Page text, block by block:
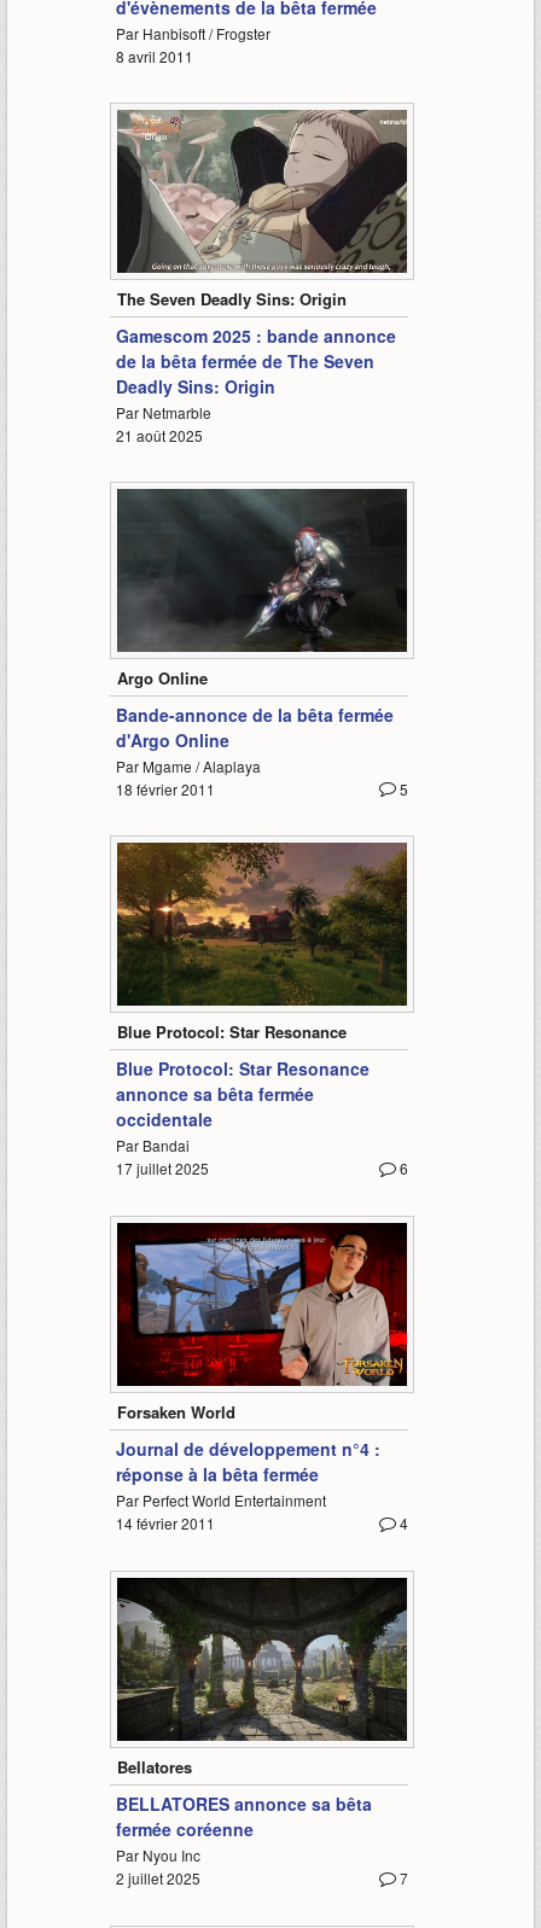
d'évènements de la bêta fermée
Par Hanbisoft / Frogster
8 avril 2011
1:00
The Seven Deadly Sins: Origin
Gamescom 2025 : bande annonce
de la bêta fermée de The Seven
Deadly Sins: Origin
Par Netmarble
21 août 2025
3:16
Argo Online
Bande-annonce de la bêta fermée
d'Argo Online
Par Mgame / Alaplaya
5
18 février 2011
2:02
Blue Protocol: Star Resonance
Blue Protocol: Star Resonance
annonce sa bêta fermée
occidentale
Par Bandai
6
17 juillet 2025
3:08
Forsaken World
Journal de développement n°4 :
réponse à la bêta fermée
Par Perfect World Entertainment
4
14 février 2011
5:11
Bellatores
BELLATORES annonce sa bêta
fermée coréenne
Par Nyou Inc
7
2 juillet 2025